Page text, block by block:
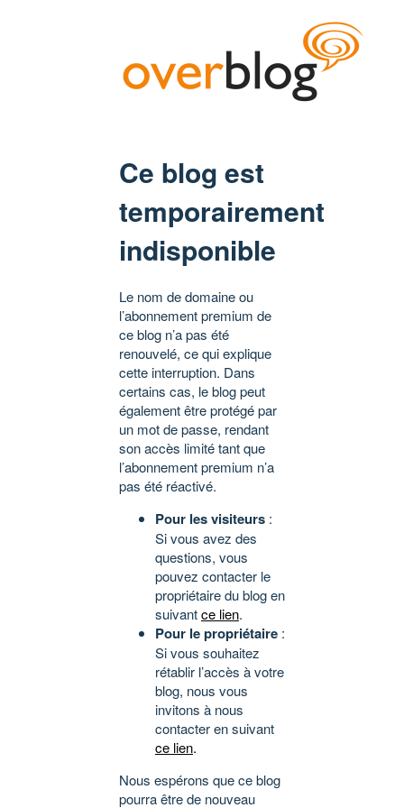
Ce blog est
temporairement
indisponible
Le nom de domaine ou
l’abonnement premium de
ce blog n’a pas été
renouvelé, ce qui explique
cette interruption. Dans
certains cas, le blog peut
également être protégé par
un mot de passe, rendant
son accès limité tant que
l’abonnement premium n’a
pas été réactivé.
Pour les visiteurs :
Si vous avez des
questions, vous
pouvez contacter le
propriétaire du blog en
suivantce lien.
Pour le propriétaire :
Si vous souhaitez
rétablir l’accès à votre
blog, nous vous
invitons à nous
contacter en suivant
ce lien.
Nous espérons que ce blog
pourra être de nouveau